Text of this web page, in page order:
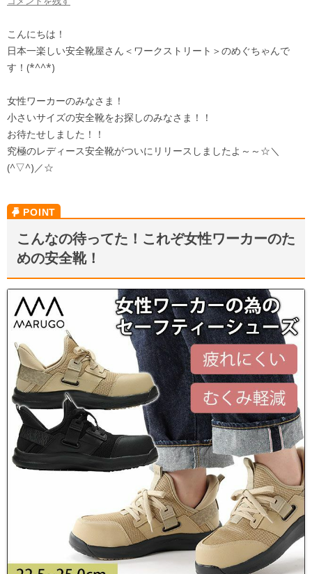
こんにちは！
日本一楽しい安全靴屋さん＜ワークストリート＞のめぐちゃんで
す！(*^^*)
女性ワーカーのみなさま！
小さいサイズの安全靴をお探しのみなさま！！
お待たせしました！！
究極のレディース安全靴がついにリリースしましたよ～～☆＼
(^▽^)／☆
こんなの待ってた！これぞ女性ワーカーのた
めの安全靴！